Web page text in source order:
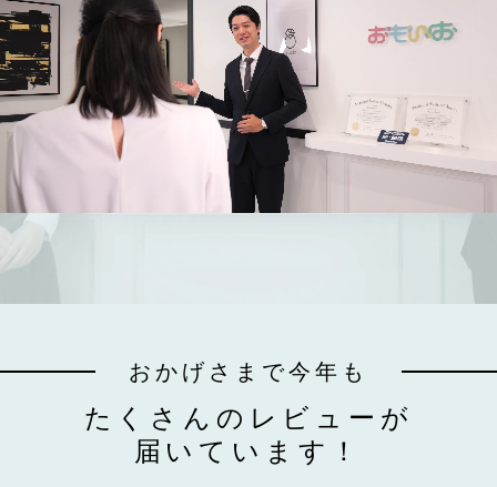
おかげさまで今年も
たくさんのレビューが
届いています！